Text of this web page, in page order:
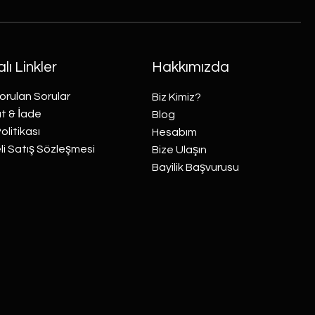
Linkler
Sorular
& İade
Satış Sözleşmesi
Hakkımızda
Biz Kimiz?
Blog
Hesabım
Bize Ulaşın
Bayilik Başvurusu